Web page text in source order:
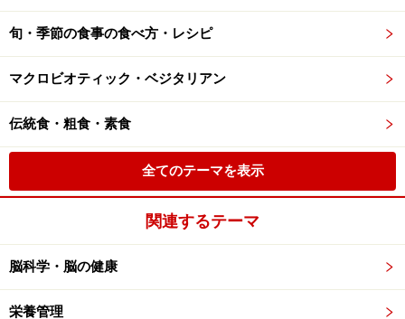
旬・季節の食事の食べ方・レシピ
マクロビオティック・ベジタリアン
伝統食・粗食・素食
全てのテーマを表示
関連するテーマ
脳科学・脳の健康
栄養管理